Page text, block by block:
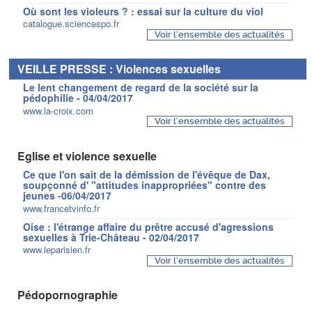
Où sont les violeurs ? : essai sur la culture du viol
catalogue.sciencespo.fr
Voir l'ensemble des actualités
VEILLE PRESSE : Violences sexuelles
Le lent changement de regard de la société sur la
pédophilie - 04/04/2017
www.la-croix.com
Voir l'ensemble des actualités
Eglise et violence sexuelle
Ce que l'on sait de la démission de l'évêque de Dax,
soupçonné d' "attitudes inappropriées" contre des
jeunes -06/04/2017
www.francetvinfo.fr
Oise : l'étrange affaire du prêtre accusé d'agressions
sexuelles à Trie-Château - 02/04/2017
www.leparisien.fr
Voir l'ensemble des actualités
Pédopornographie